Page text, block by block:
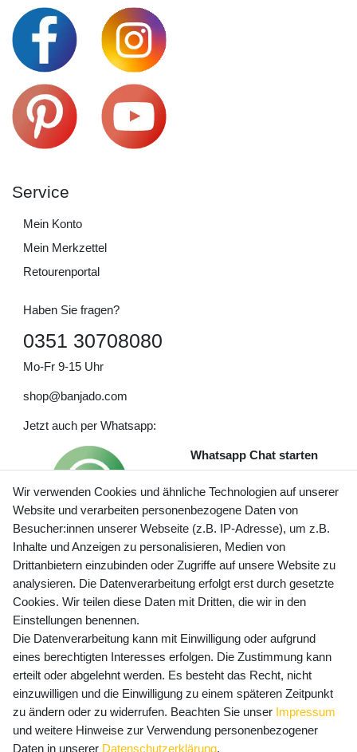
Service
Mein Konto
Mein Merkzettel
Retourenportal
Haben Sie fragen?
0351 30708080
Mo-Fr 9-15 Uhr
shop@banjado.com
Jetzt auch per Whatsapp:
Whatsapp Chat starten
Preisangaben inkl. gesetzl. MwSt. und zzgl. Service- und
Versandkosten
Newsletter Anmeldung - Keine Angebote
mehr verpassen!
E-MAIL **
Newsletter
Honig
Hiermit bestätige ich, dass ich dieDaten­schutz­erklärung
Wir verwenden Cookies und ähnliche Technologien auf unserer
Website und verarbeiten personenbezogene Daten von
Besucher:innen unserer Webseite (z.B. IP-Adresse), um z.B.
Inhalte und Anzeigen zu personalisieren, Medien von
Drittanbietern einzubinden oder Zugriffe auf unsere Website zu
analysieren. Die Datenverarbeitung erfolgt erst durch gesetzte
Cookies. Wir teilen diese Daten mit Dritten, die wir in den
Einstellungen benennen.
Die Datenverarbeitung kann mit Einwilligung oder aufgrund
eines berechtigten Interesses erfolgen. Die Zustimmung kann
erteilt oder abgelehnt werden. Es besteht das Recht, nicht
einzuwilligen und die Einwilligung zu einem späteren Zeitpunkt
zu ändern oder zu widerrufen. Beachten Sie unser Impressum
und weitere Hinweise zur Verwendung personenbezogener
Daten in unserer Daten­schutz­erklärung.